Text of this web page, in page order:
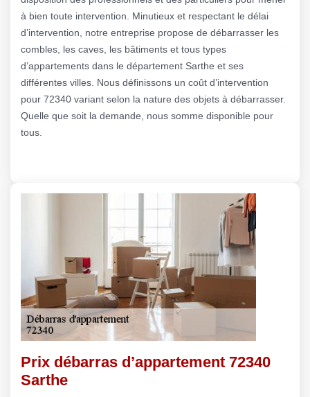
à bien toute intervention. Minutieux et respectant le délai
d’intervention, notre entreprise propose de débarrasser les
combles, les caves, les bâtiments et tous types
d’appartements dans le département Sarthe et ses
différentes villes. Nous définissons un coût d’intervention
pour 72340 variant selon la nature des objets à débarrasser.
Quelle que soit la demande, nous somme disponible pour
tous.
Prix débarras d’appartement 72340
Sarthe